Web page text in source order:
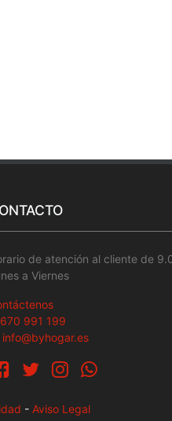
de atención al cliente de
a Viernes
670 991 199
info@byhogar.es
- Aviso Legal